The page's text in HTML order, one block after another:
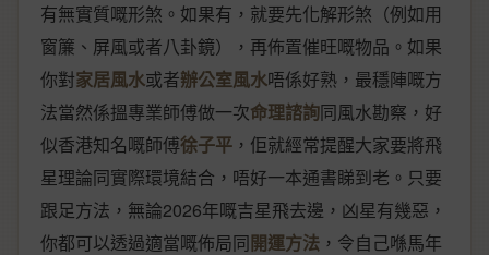
有無實質嘅形煞。如果有，就要先化解形煞（例如用
窗簾、屏風或者八卦鏡），再佈置催旺嘅物品。如果
你對家居風水或者辦公室風水唔係好熟，最穩陣嘅方
法當然係搵專業師傅做一次命理諮詢同風水勘察，好
似香港知名嘅師傅徐子平 ，佢就經常提醒大家要將飛
星理論同實際環境結合，唔好一本通書睇到老。只要
跟足方法，無論2026年嘅吉星飛去邊，凶星有幾惡，
你都可以透過適當嘅佈局同開運方法 ，令自己喺馬年